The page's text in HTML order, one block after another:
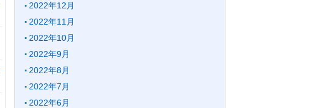
2022年12月
2022年11月
2022年10月
2022年9月
2022年8月
2022年7月
2022年6月